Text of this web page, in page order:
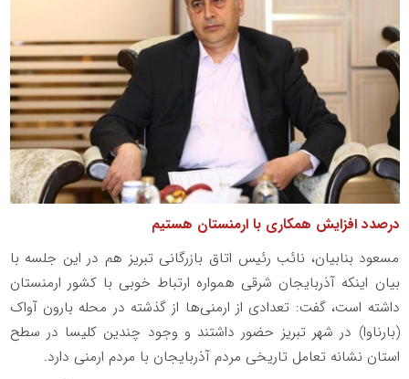
درصدد افزایش همکاری با ارمنستان هستیم
مسعود بنابیان، نائب رئیس اتاق بازرگانی تبریز هم در این جلسه با
بیان اینکه آذربایجان شرقی همواره ارتباط خوبی با کشور ارمنستان
داشته است، گفت: تعدادی از ارمنی‌ها از گذشته در محله بارون آواک
(بارناوا) در شهر تبریز حضور داشتند و وجود چندین کلیسا در سطح
استان نشانه تعامل تاریخی مردم آذربایجان با مردم ارمنی دارد.